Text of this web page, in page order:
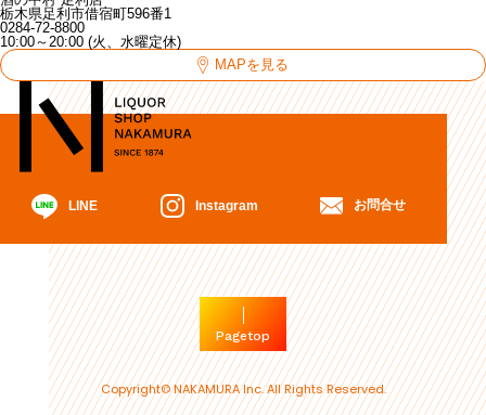
栃木県足利市借宿町596番1
0284-72-8800
10:00～20:00 (火、水曜定休)
MAPを見る
LINE Instagram お問合せ
Pagetop
Copyright© NAKAMURA Inc. All Rights Reserved.